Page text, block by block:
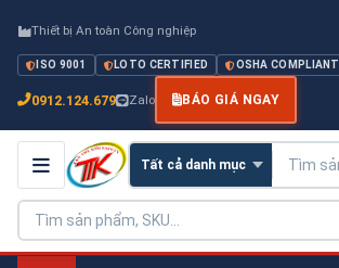
Thiết bị An toàn Công nghiệp
ISO 9001 LOTO CERTIFIED OSHA COMPLIANT
0912.124.679 Zalo BÁO GIÁ NGAY